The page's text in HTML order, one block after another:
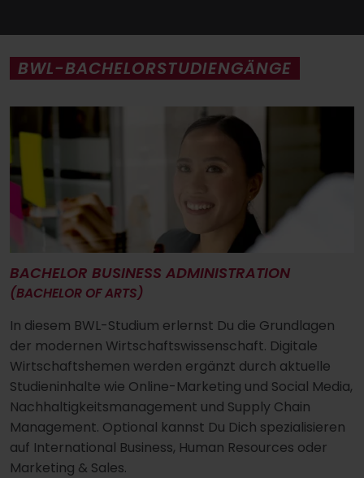
BWL-BACHELORSTUDIENGÄNGE
BACHELOR BUSINESS ADMINISTRATION
(BACHELOR OF ARTS)
In diesem BWL-Studium erlernst Du die Grundlagen
der modernen Wirtschaftswissenschaft. Digitale
Wirtschaftshemen werden ergänzt durch aktuelle
Studieninhalte wie Online-Marketing und Social Media,
Nachhaltigkeitsmanagement und Supply Chain
Management. Optional kannst Du Dich spezialisieren
auf International Business, Human Resources oder
Marketing & Sales.